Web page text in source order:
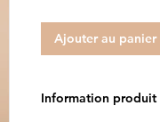
Ajouter au panier
Information